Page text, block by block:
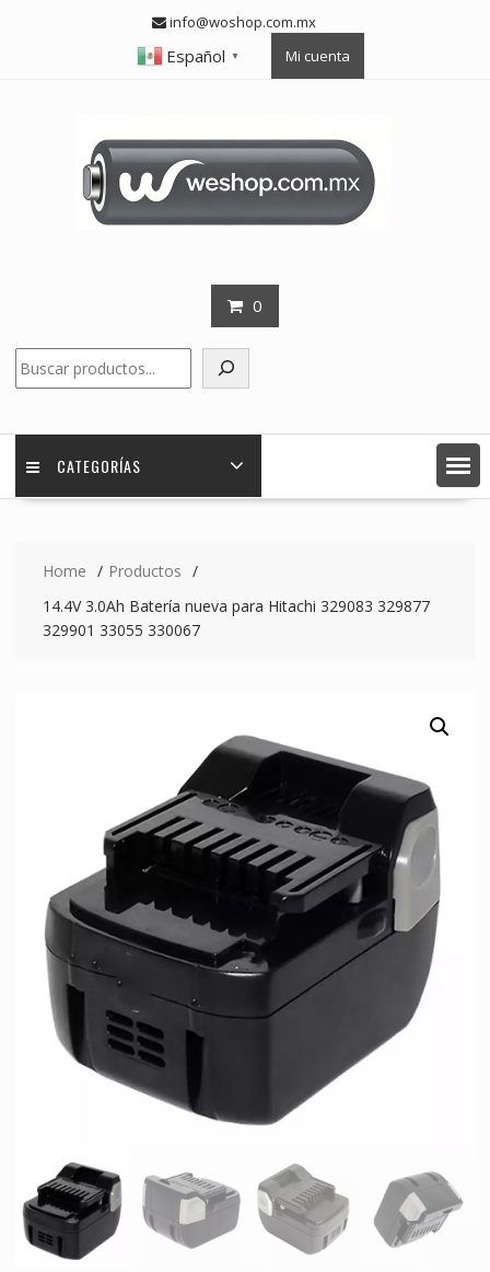
info@woshop.com.mx
Español ▼ Mi cuenta
0
CATEGORÍAS
Home
Productos
14.4V 3.0Ah Batería nueva para Hitachi 329083 329877
329901 33055 330067